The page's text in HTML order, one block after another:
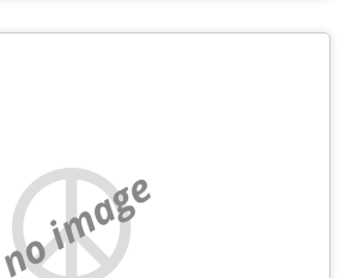
no image